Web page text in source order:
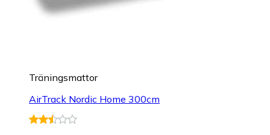
Träningsmattor
AirTrack Nordic Home 300cm